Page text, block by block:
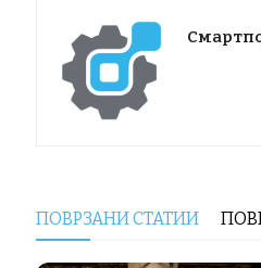
ПОВРЗАНИ СТАТИИ